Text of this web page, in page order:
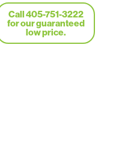
Call 405-751-3222
for our guaranteed
low price.